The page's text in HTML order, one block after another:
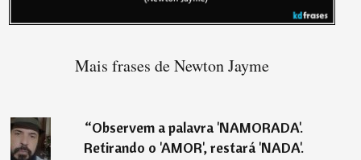
Mais frases de Newton Jayme
“Observem a palavra 'NAMORADA'.
Retirando o 'AMOR', restará 'NADA'.